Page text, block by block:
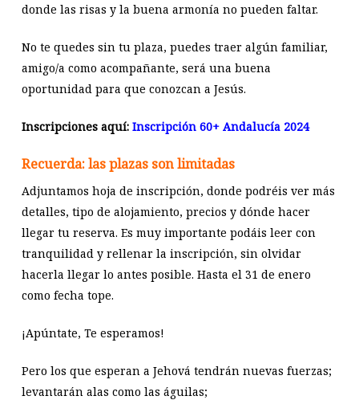
donde las risas y la buena armonía no pueden faltar.
No te quedes sin tu plaza, puedes traer algún familiar,
amigo/a como acompañante, será una buena
oportunidad para que conozcan a Jesús.
Inscripciones aquí: Inscripción 60+ Andalucía 2024
Recuerda: las plazas son limitadas
Adjuntamos hoja de inscripción, donde podréis ver más
detalles, tipo de alojamiento, precios y dónde hacer
llegar tu reserva. Es muy importante podáis leer con
tranquilidad y rellenar la inscripción, sin olvidar
hacerla llegar lo antes posible. Hasta el 31 de enero
como fecha tope.
¡Apúntate, Te esperamos!
Pero los que esperan a Jehová tendrán nuevas fuerzas;
levantarán alas como las águilas;